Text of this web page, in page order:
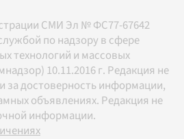
СМИ Эл № ФС77-67642
по надзору в сфере
технологий и массовых
10.11.2016 г. Редакция не
за достоверность информации,
объявлениях. Редакция не
информации.